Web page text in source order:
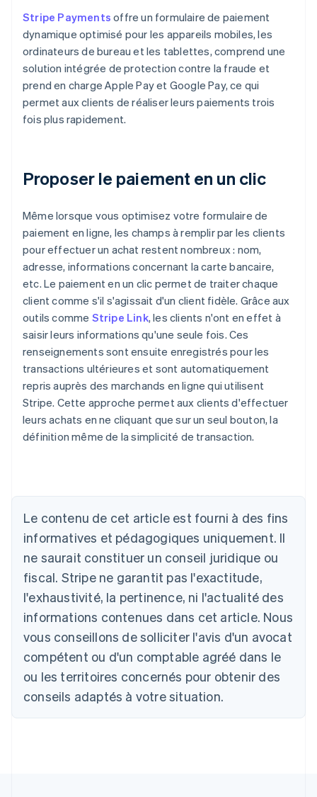
Stripe Payments offre un formulaire de paiement
dynamique optimisé pour les appareils mobiles, les
ordinateurs de bureau et les tablettes, comprend une
solution intégrée de protection contre la fraude et
prend en charge Apple Pay et Google Pay, ce qui
permet aux clients de réaliser leurs paiements trois
fois plus rapidement.
Proposer le paiement en un clic
Même lorsque vous optimisez votre formulaire de
paiement en ligne, les champs à remplir par les clients
pour effectuer un achat restent nombreux : nom,
adresse, informations concernant la carte bancaire,
etc. Le paiement en un clic permet de traiter chaque
client comme s'il s'agissait d'un client fidèle. Grâce aux
outils comme Stripe Link, les clients n'ont en effet à
saisir leurs informations qu'une seule fois. Ces
renseignements sont ensuite enregistrés pour les
transactions ultérieures et sont automatiquement
repris auprès des marchands en ligne qui utilisent
Stripe. Cette approche permet aux clients d'effectuer
leurs achats en ne cliquant que sur un seul bouton, la
définition même de la simplicité de transaction.
Le contenu de cet article est fourni à des fins
informatives et pédagogiques uniquement. Il
ne saurait constituer un conseil juridique ou
fiscal. Stripe ne garantit pas l'exactitude,
l'exhaustivité, la pertinence, ni l'actualité des
informations contenues dans cet article. Nous
vous conseillons de solliciter l'avis d'un avocat
compétent ou d'un comptable agréé dans le
ou les territoires concernés pour obtenir des
conseils adaptés à votre situation.
Allemagne
Deutsch
Australie
English
Autriche
Belgique
NederlandsFrançaisDeutschEnglish
Brésil
PortuguêsEnglish
Bulgarie
English
English Français
Chine continentale